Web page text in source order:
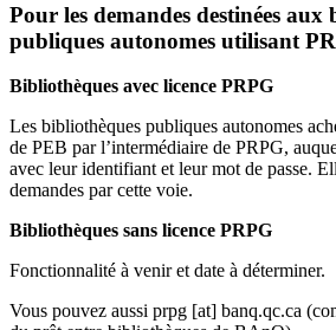
Pour les demandes destinées aux
publiques autonomes utilisant
Bibliothèques avec licence PRPG
Les bibliothèques publiques autonomes
de PEB par l’intermédiaire de PRPG,
avec leur identifiant et leur mot de passe.
demandes par cette voie.
Bibliothèques sans licence PRPG
Fonctionnalité à venir et date à déterminer.
Vous pouvez aussi prpg [at] banq.qc.ca